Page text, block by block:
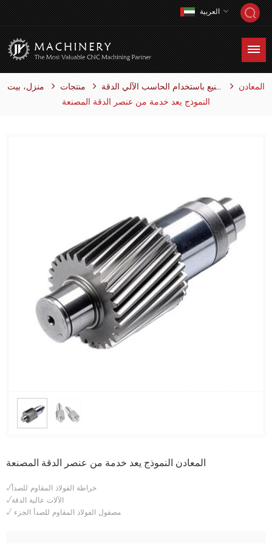
العربية
منزل، بيت منتجات التصنيع باستخدام الحاسب الآلي الدقة
المعادن
النموذج يعد خدمة من عنصر الدقة المصنعة
المعادن النموذج يعد خدمة من عنصر الدقة المصنعة
√خراطة الفولاذ المقاوم للصدأ
√الآلات عالية الدقة
√ مصقول الفولاذ المقاوم للصدأ الجزء